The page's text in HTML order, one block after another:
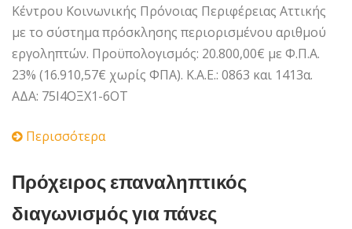
Κέντρου Κοινωνικής Πρόνοιας Περιφέρειας Αττικής
με το σύστημα πρόσκλησης περιορισμένου αριθμού
εργοληπτών. Προϋπολογισμός: 20.800,00€ με Φ.Π.Α.
23% (16.910,57€ χωρίς ΦΠΑ). Κ.Α.Ε.: 0863 και 1413α.
ΑΔΑ: 75Ι4ΟΞΧ1-6ΟΤ
Περισσότερα
Πρόχειρος επαναληπτικός
διαγωνισμός για πάνες